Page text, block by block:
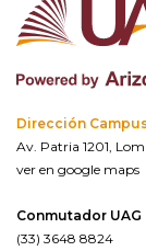
Dirección
Av. Patria 1201,
ver en google maps
Conmutador UAG
(33) 3648 8824